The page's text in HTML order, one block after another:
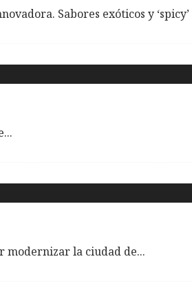
Sabores exóticos y
...
modernizar la ciudad de...